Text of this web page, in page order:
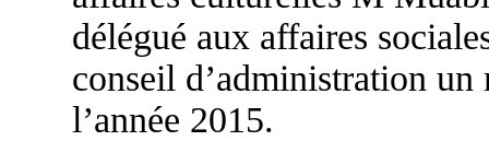
délégué aux affaires
conseil d’administration un
l’année 2015.